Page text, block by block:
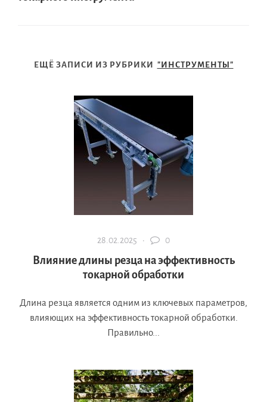
ЕЩЁ ЗАПИСИ ИЗ РУБРИКИ "ИНСТРУМЕНТЫ"
28.02.2025 · 0
Влияние длины резца на эффективность
токарной обработки
Длина резца является одним из ключевых параметров,
влияющих на эффективность токарной обработки.
Правильно...